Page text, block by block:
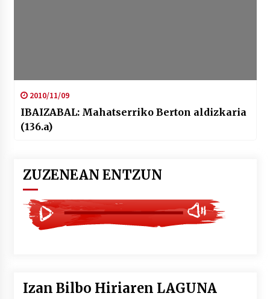
2010/11/09
IBAIZABAL: Mahatserriko Berton aldizkaria
(136.a)
ZUZENEAN ENTZUN
Izan Bilbo Hiriaren LAGUNA